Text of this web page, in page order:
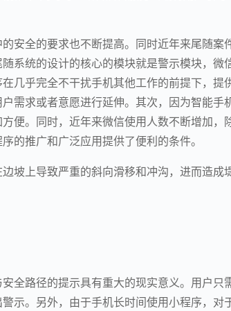
安全的要求也不断提高。同时近年来尾随案
系统的设计的核心的模块就是警示模块，微
几乎完全不干扰手机其他工作的前提下，提
需求或者意愿进行延伸。其次，因为智能手
便。同时，近年来微信使用人数不断增加，
的推广和广泛应用提供了便利的条件。
坡上导致严重的斜向滑移和冲沟，进而造成
全路径的提示具有重大的现实意义。用户只
示。另外，由于手机长时间使用小程序，对